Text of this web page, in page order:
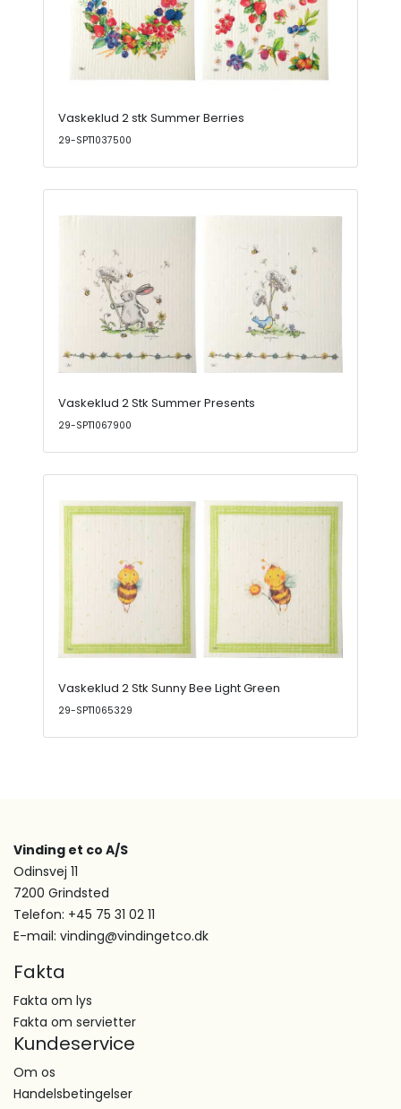
Vaskeklud 2 stk Summer Berries
29-SPT1037500
Vaskeklud 2 Stk Summer Presents
29-SPT1067900
Vaskeklud 2 Stk Sunny Bee Light Green
29-SPT1065329
Vinding et co A/S
Odinsvej 11
7200 Grindsted
Telefon: +45 75 31 02 11
E-mail: vinding@vindingetco.dk
Fakta
Fakta om lys
Fakta om servietter
Kundeservice
Om os
Handelsbetingelser